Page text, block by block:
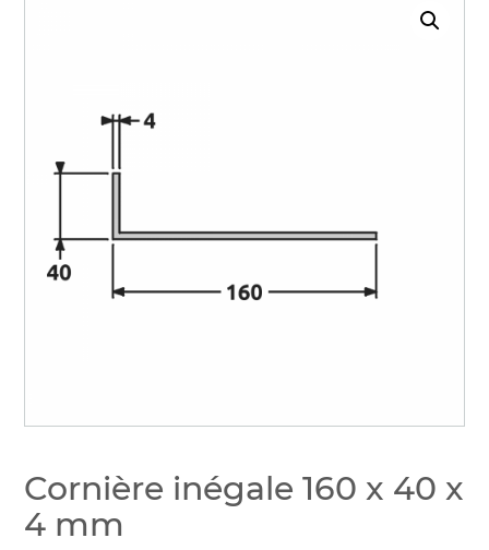
Cornière inégale 160 x 40 x
4 mm